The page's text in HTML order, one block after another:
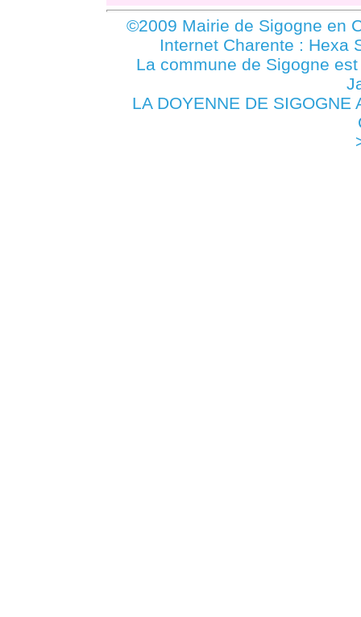
©2009 Mairie de Sigogne en
Internet Charente : Hexa
La commune de Sigogne
LA DOYENNE DE